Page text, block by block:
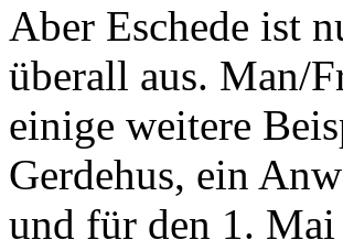
Aber Eschede ist
überall aus. Man/
einige weitere
Gerdehus, ein
und für den 1.